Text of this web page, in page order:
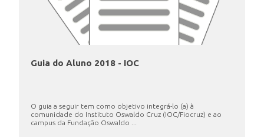
Guia do Aluno 2018 - IOC
O guia a seguir tem como objetivo integrá-lo (a) à
comunidade do Instituto Oswaldo Cruz (IOC/Fiocruz) e ao
campus da Fundação Oswaldo ...